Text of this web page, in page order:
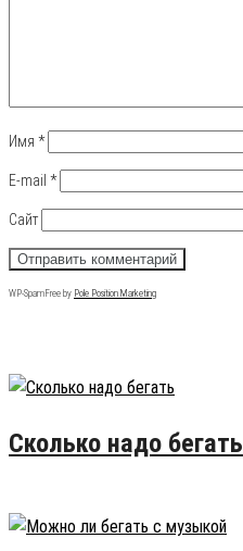
Имя *
E-mail *
Сайт
WP-SpamFree by Pole Position Marketing
Сколько надо бегать